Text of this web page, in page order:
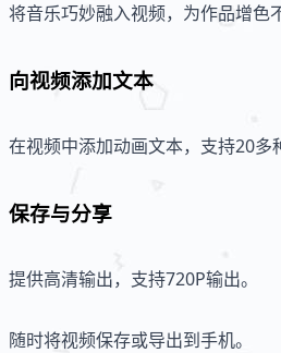
将音乐巧妙融入视频，为作品增色
向视频添加文本
在视频中添加动画文本，支持20多
保存与分享
提供高清输出，支持720P输出。
随时将视频保存或导出到手机。